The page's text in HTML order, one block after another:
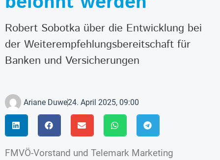
Robert Sobotka über die Entwicklung bei
der Weiterempfehlungsbereitschaft für
Banken und Versicherungen
Ariane Duwe24. April 2025, 09:00
FMVÖ-Vorstand und Telemark Marketing